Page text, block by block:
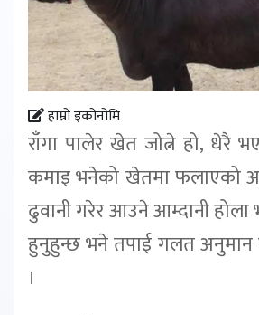
हाम्रो इकोनोमि
राँगा पालेर खेत जोत्ने हो, धेरै भए
कमाइ भनेको खेतमा फलाएको
ढुवानी गरेर आउने आम्दानी होला
हुनुहुन्छ भने तपाई गलत अनुमान
।